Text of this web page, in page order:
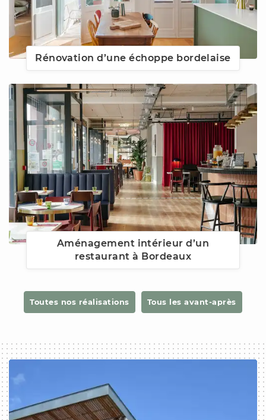
Rénovation d’une échoppe bordelaise
Aménagement intérieur d’un
restaurant à Bordeaux
Toutes nos réalisations Tous les avant-après